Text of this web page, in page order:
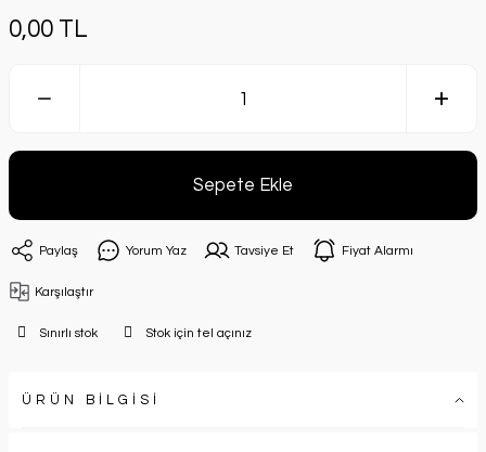
0,00 TL
Sepete Ekle
Paylaş Yorum Yaz Tavsiye Et Fiyat Alarmı
Karşılaştır
Sınırlı stok Stok için tel açınız
ÜRÜN BİLGİSİ